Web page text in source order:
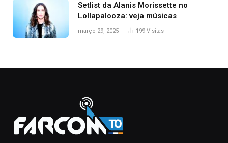
Setlist da Alanis Morissette no
Lollapalooza: veja músicas
março 29, 2025 199 Visitas